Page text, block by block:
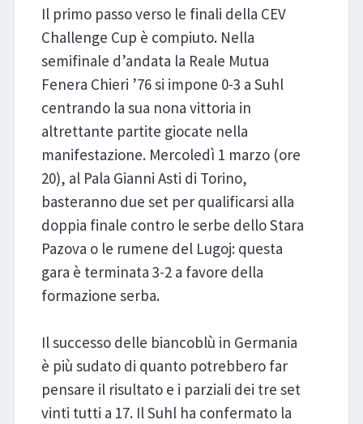
Il primo passo verso le finali della CEV
Challenge Cup è compiuto. Nella
semifinale d’andata la Reale Mutua
Fenera Chieri ’76 si impone 0-3 a Suhl
centrando la sua nona vittoria in
altrettante partite giocate nella
manifestazione. Mercoledì 1 marzo (ore
20), al Pala Gianni Asti di Torino,
basteranno due set per qualificarsi alla
doppia finale contro le serbe dello Stara
Pazova o le rumene del Lugoj: questa
gara è terminata 3-2 a favore della
formazione serba.
Il successo delle biancoblù in Germania
è più sudato di quanto potrebbero far
pensare il risultato e i parziali dei tre set
vinti tutti a 17. Il Suhl ha confermato la